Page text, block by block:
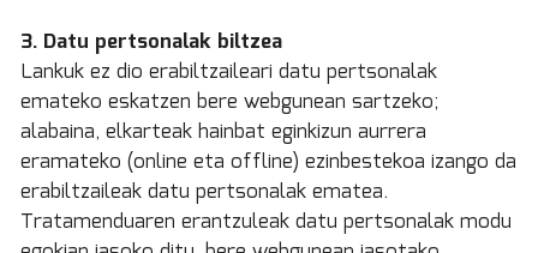
3. Datu pertsonalak biltzea
Lankuk ez dio erabiltzaileari datu pertsonalak
emateko eskatzen bere webgunean sartzeko;
alabaina, elkarteak hainbat eginkizun aurrera
eramateko (online eta offline) ezinbestekoa izango da
erabiltzaileak datu pertsonalak ematea.
Tratamenduaren erantzuleak datu pertsonalak modu